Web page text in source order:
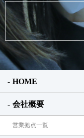
HOME
会社概要
営業拠点一覧